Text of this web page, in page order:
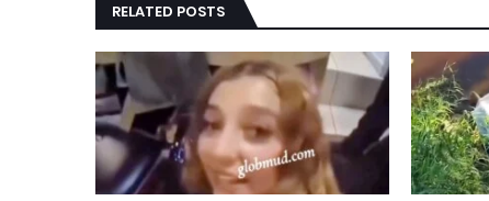
RELATED POSTS